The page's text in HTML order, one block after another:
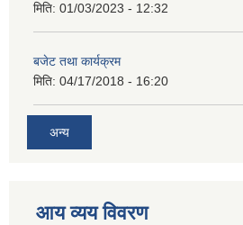
मिति: 01/03/2023 - 12:32
बजेट तथा कार्यक्रम
मिति: 04/17/2018 - 16:20
अन्य
आय व्यय विवरण